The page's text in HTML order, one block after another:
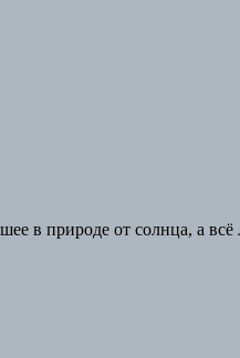
в природе от солнца, а